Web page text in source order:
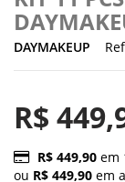
DAYMAKEUP
R$
R$ 449,90 em
ou R$ 449,90 em